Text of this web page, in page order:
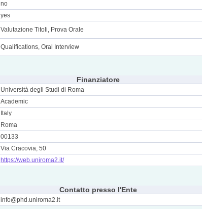
no
yes
Valutazione Titoli, Prova Orale
Qualifications, Oral Interview
Finanziatore
Università degli Studi di Roma
Academic
Italy
Roma
00133
Via Cracovia, 50
https://web.uniroma2.it/
Contatto presso l'Ente
info@phd.uniroma2.it